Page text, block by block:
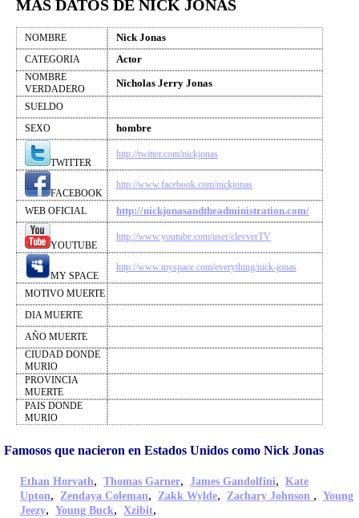
MAS DATOS DE NICK JONAS
NOMBRE Nick Jonas
CATEGORIA Actor
NOMBRE
VERDADERO
Nicholas Jerry Jonas
SUELDO
SEXO
hombre
TWITTER
http://twitter.com/nickjonas
FACEBOOK
http://www.facebook.com/nickjonas
WEB OFICIAL http://nickjonasandtheadministration.com/
YOUTUBE
http://www.youtube.com/user/clevverTV
MY SPACE
http://www.myspace.com/everything/nick-jonas
MOTIVO MUERTE
DIA MUERTE
AÑO MUERTE
CIUDAD DONDE
MURIO
PROVINCIA
MUERTE
PAIS DONDE
MURIO
Famosos que nacieron en Estados Unidos como Nick Jonas
Ethan Horvath, Thomas Garner, James Gandolfini, Kate
Upton, Zendaya Coleman, Zakk Wylde, Zachary Johnson , Young
Jeezy, Young Buck, Xzibit,